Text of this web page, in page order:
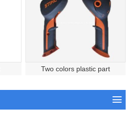
Two colors plastic part